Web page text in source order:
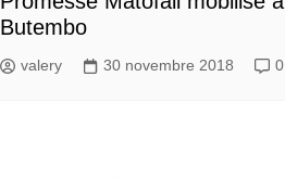
Butembo
valery 30 novembre 2018 0